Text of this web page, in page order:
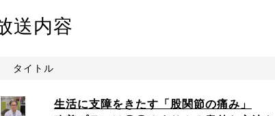
送内容
タイトル
生活に支障をきたす「股関節の痛み」